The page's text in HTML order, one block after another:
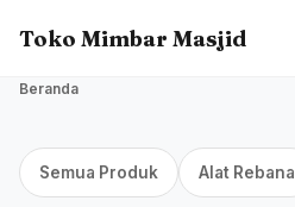
Toko Mimbar Masjid
Beranda
Semua Produk Alat Rebana